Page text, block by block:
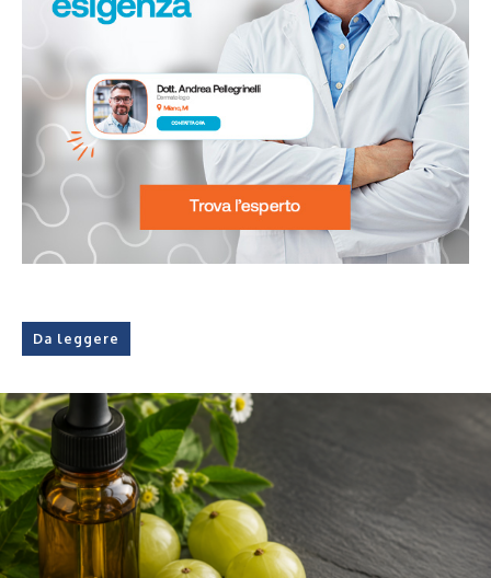
Da leggere